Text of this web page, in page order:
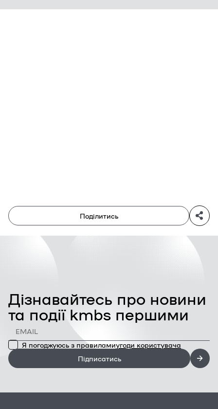
Поділитись
Дізнавайтесь про новини
та події kmbs першими
Я погоджуюсь з правиламиугоди користувача
Підписатись